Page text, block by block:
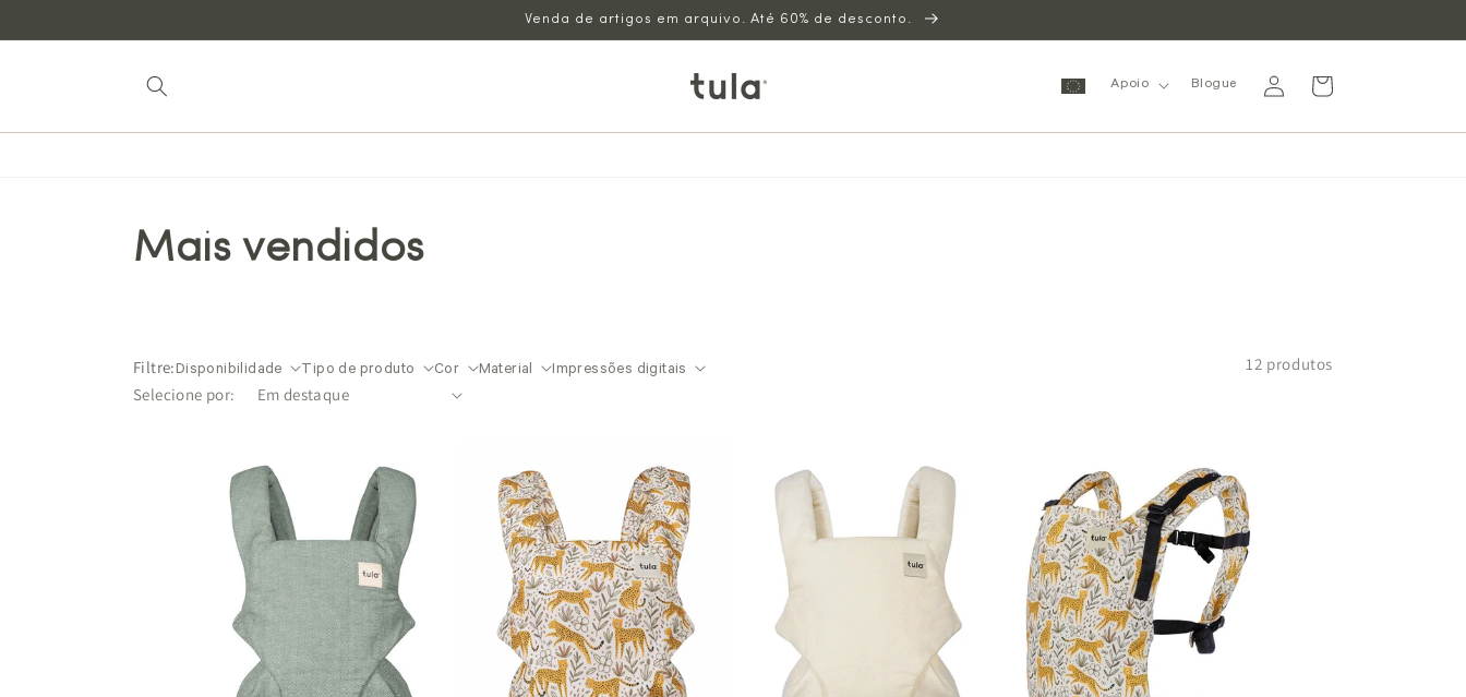
Venda de artigos em arquivo. Até 60% de desconto.
Apoio Blogue
sessão
Carrinho
Mais vendidos
Filtre: Disponibilidade Tipo de produto Cor Material Impressões digitais
Selecione por:
12 produtos